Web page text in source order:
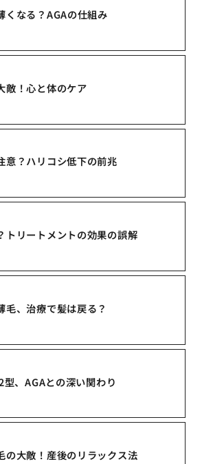
くなる？AGAの仕組み
敵！心と体のケア
意？ハリコシ低下の前兆
トリートメントの効果の誤解
毛、治療で髪は戻る？
、AGAとの深い関わり
の大敵！産後のリラックス法